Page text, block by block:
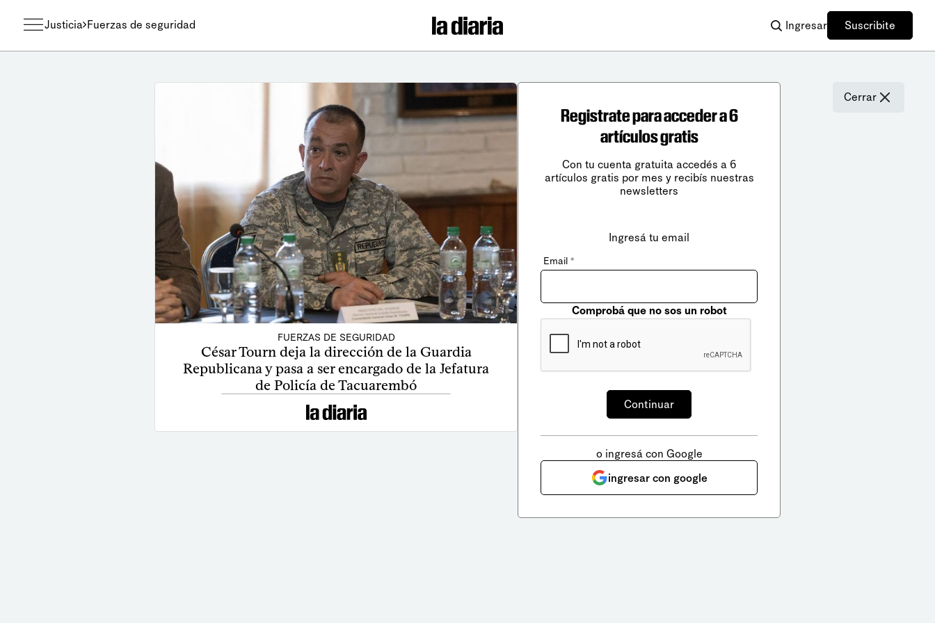
Justicia Fuerzas de seguridad Ingresar Suscribite
FUERZAS DE SEGURIDAD
César Tourn deja la dirección de la Guardia
Republicana y pasa a ser encargado de la Jefatura
de Policía de Tacuarembó
Cerrar
Registrate para acceder a 6
artículos gratis
Con tu cuenta gratuita accedés a 6
artículos gratis por mes y recibís nuestras
newsletters
Ingresá tu email
Email *
Comprobá que no sos un robot
o ingresá con Google
ingresar con google